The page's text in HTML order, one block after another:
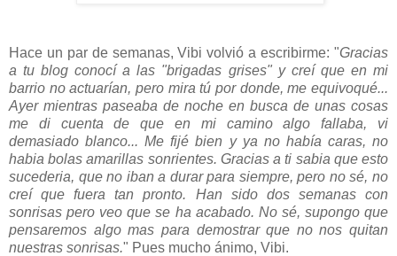
Hace un par de semanas, Vibi volvió a escribirme: "Gracias
a tu blog conocí a las "brigadas grises" y creí que en mi
barrio no actuarían, pero mira tú por donde, me equivoqué...
Ayer mientras paseaba de noche en busca de unas cosas
me di cuenta de que en mi camino algo fallaba, vi
demasiado blanco... Me fijé bien y ya no había caras, no
habia bolas amarillas sonrientes. Gracias a ti sabia que esto
sucederia, que no iban a durar para siempre, pero no sé, no
creí que fuera tan pronto. Han sido dos semanas con
sonrisas pero veo que se ha acabado. No sé, supongo que
pensaremos algo mas para demostrar que no nos quitan
nuestras sonrisas." Pues mucho ánimo, Vibi.